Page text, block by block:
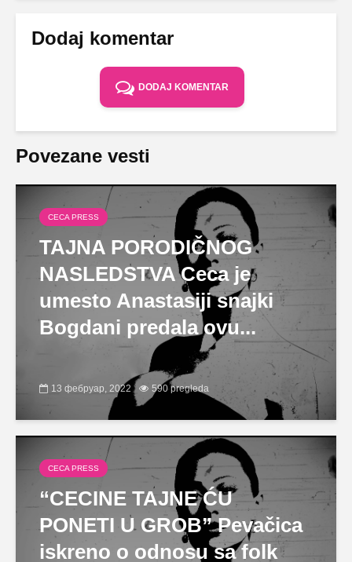
Dodaj komentar
DODAJ KOMENTAR
Povezane vesti
CECA PRESS
TAJNA PORODIČNOG
NASLEDSTVA Ceca je
umesto Anastasiji snajki
Bogdani predala ovu...
13 фебруар, 2022 590 pregleda
CECA PRESS
“CECINE TAJNE ĆU
PONETI U GROB” Pevačica
iskreno o odnosu sa folk